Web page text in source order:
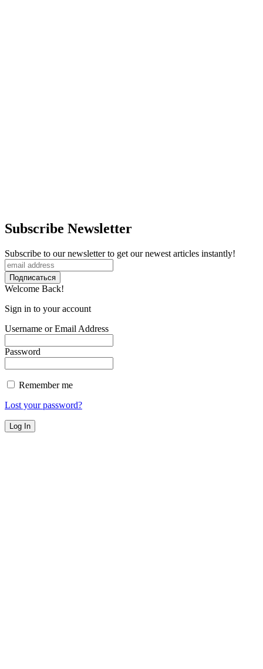
Subscribe Newsletter
Subscribe to our newsletter to get our newest articles instantly!
Welcome Back!
Sign in to your account
Username or Email Address
Password
Remember me
Lost your password?